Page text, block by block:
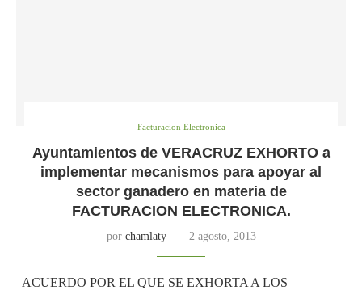
Facturacion Electronica
Ayuntamientos de VERACRUZ EXHORTO a
implementar mecanismos para apoyar al
sector ganadero en materia de
FACTURACION ELECTRONICA.
por chamlaty 2 agosto, 2013
ACUERDO POR EL QUE SE EXHORTA A LOS